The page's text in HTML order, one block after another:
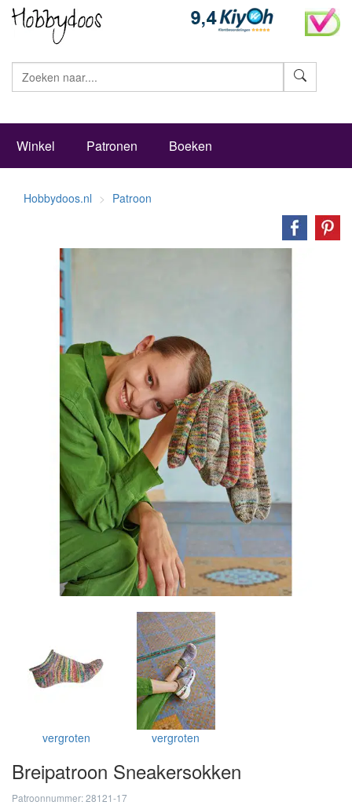
Winkel Patronen Boeken
Hobbydoos.nl Patroon
vergroten vergroten
Breipatroon Sneakersokken
Patroonnummer: 28121-17